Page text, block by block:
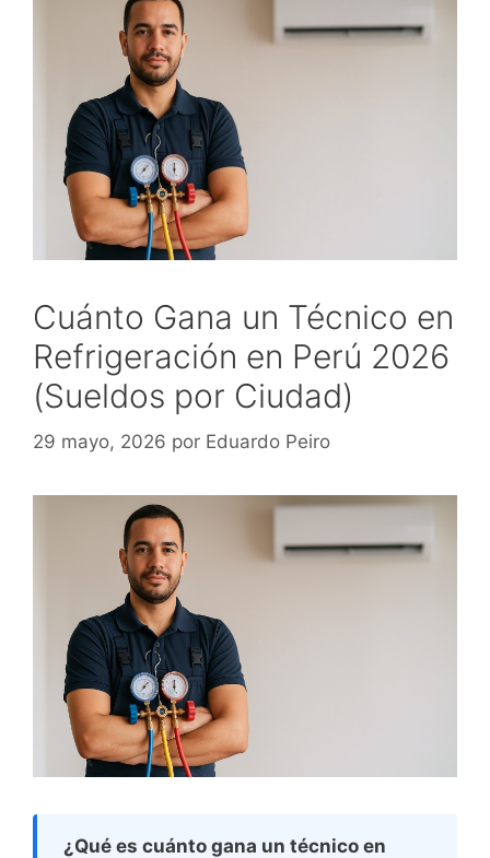
Cuánto Gana un Técnico en
Refrigeración en Perú 2026
(Sueldos por Ciudad)
29 mayo, 2026 por Eduardo Peiro
¿Qué es cuánto gana un técnico en